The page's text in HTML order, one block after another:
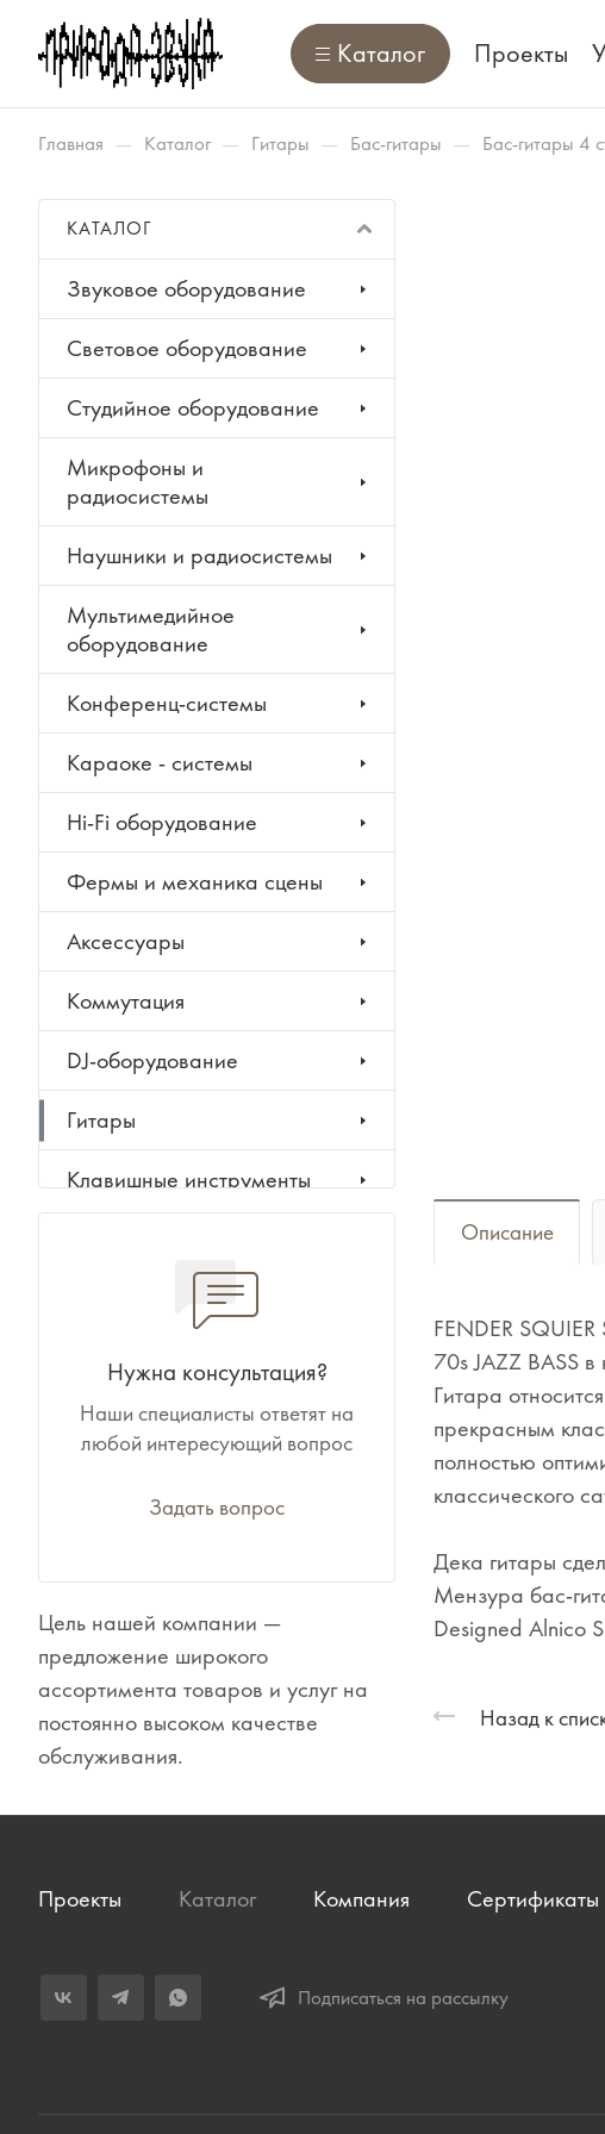
Каталог Проекты
Главная — Каталог — Гитары — Бас-гитары — Бас-гитары 4
Описание
FENDER
70s JAZZ BASS
Гитара
прекрасным
полностью
классического
Дека гитары
Мензура бас-
Designed Alnico
Назад к
КАТАЛОГ
Звуковое оборудование
Световое оборудование
Студийное оборудование
Микрофоны и
радиосистемы
Наушники и радиосистемы
Мультимедийное
оборудование
Конференц-системы
Караоке - системы
Hi-Fi оборудование
Фермы и механика сцены
Аксессуары
Коммутация
DJ-оборудование
Гитары
Клавишные инструменты
Духовые инструменты
Классические инструменты
Народные инструменты
Сувениры
Одежда
Нужна консультация?
Наши специалисты ответят на
любой интересующий вопрос
Задать вопрос
Цель нашей компании —
предложение широкого
ассортимента товаров и услуг на
постоянно высоком качестве
обслуживания.
Проекты Каталог Компания Сертификаты
Подписаться на рассылку